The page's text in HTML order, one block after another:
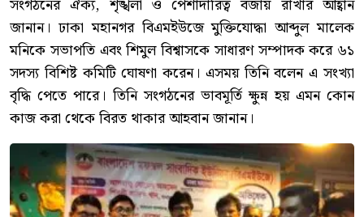
সংগঠনের ঐক্য, শৃঙ্খলা ও পেশাদারিত্ব বজায় রাখার আহ্বান
জানান। ঢাকা মহানগর বিএমইউজে মুক্তিযোদ্ধা আব্দুল মালেক
মনিকে সভাপতি এবং শিমুল বিশ্বাসকে সাধারণ সম্পাদক করে ৬১
সদস্য বিশিষ্ট কমিটি ঘোষণা করেন। এসময় তিনি বলেন এ সংখ্যা
বৃদ্ধি পেতে পারে। তিনি সংগঠনের ভাবমূর্তি ক্ষুন্ন হয় এমন কোন
কাজ করা থেকে বিরত থাকার আহবান জানান।